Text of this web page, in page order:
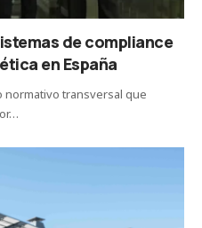
de compliance
en España
normativo transversal que